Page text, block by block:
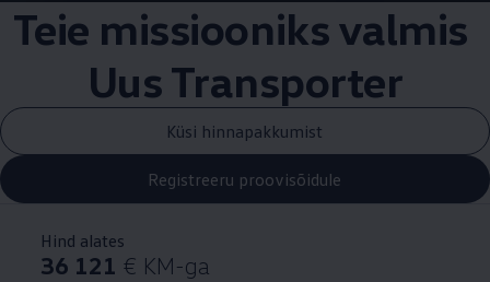
Teie missiooniks valmis
Uus Transporter
Küsi hinnapakkumist
Registreeru proovisõidule
Hind alates
36 121 € KM-ga